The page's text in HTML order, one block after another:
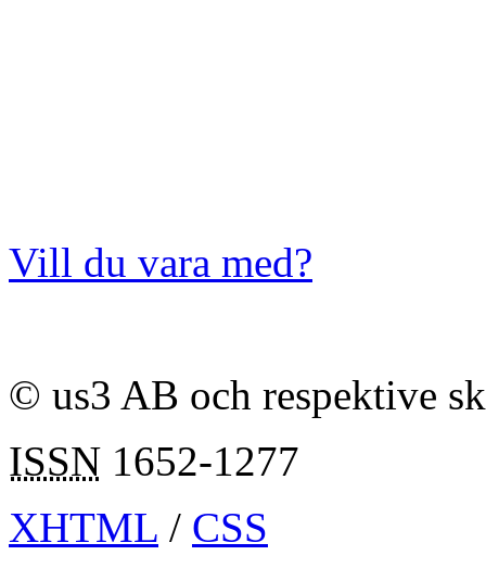
Vill du vara med?
© us3 AB och respektive
ISSN 1652-1277
XHTML / CSS